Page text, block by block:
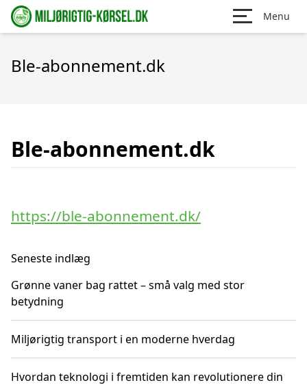
Menu
Ble-abonnement.dk
Ble-abonnement.dk
https://ble-abonnement.dk/
Seneste indlæg
Grønne vaner bag rattet – små valg med stor
betydning
Miljørigtig transport i en moderne hverdag
Hvordan teknologi i fremtiden kan revolutionere din